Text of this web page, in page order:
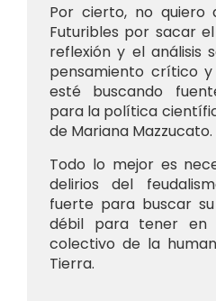
Por cierto, no
Futuribles por sacar
reflexión y el análisis
pensamiento crítico
esté buscando
para la política
de Mariana Mazzucato.
Todo lo mejor es
delirios del
fuerte para buscar
débil para tener en
colectivo de la
Tierra.